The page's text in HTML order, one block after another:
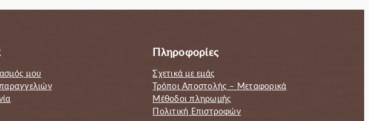
μου
Πληροφορίες
Σχετικά με εμάς
Τρόποι Αποστολής – Μεταφορικά
Μέθοδοι πληρωμής
Πολιτική Επιστροφών